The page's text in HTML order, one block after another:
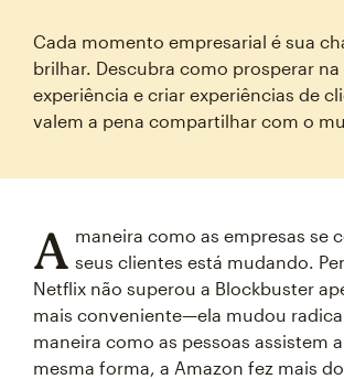
Cada momento empresarial é sua
brilhar. Descubra como prosperar
experiência e criar experiências de
valem a pena compartilhar com o
A maneira como as empresas se
seus clientes está mudando.
Netflix não superou a Blockbuster
mais conveniente—ela mudou
maneira como as pessoas assistem
mesma forma, a Amazon fez mais